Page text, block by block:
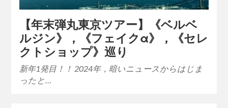
【年末弾丸東京ツアー】《ベルベ
ルジン》，《フェイクα》，《セレ
クトショップ》巡り
新年1発目！！ 2024年，暗いニュースからはじま
ったと…